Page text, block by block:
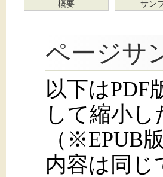
概要 サン
ページサ
以下はPDF
して縮小
（※EPUB
内容は同じ